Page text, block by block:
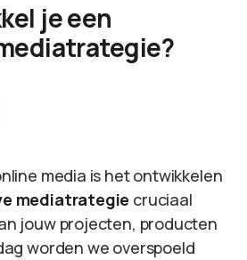
je een
media is het ontwikkelen
mediatrategie cruciaal
jouw projecten, producten
worden we overspoeld